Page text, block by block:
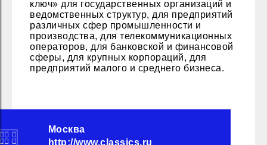
ключ» для государственных организаций и
ведомственных структур, для предприятий
различных сфер промышленности и
производства, для телекоммуникационных
операторов, для банковской и финансовой
сферы, для крупных корпораций, для
предприятий малого и среднего бизнеса.
Москва
http://www.classics.ru